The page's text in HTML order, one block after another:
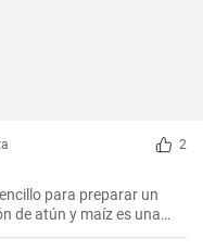
2
para preparar un
de atún y maíz es una
y color a nuestra